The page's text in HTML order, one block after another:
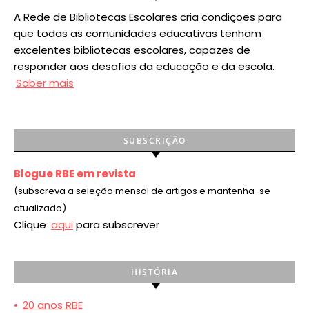
A Rede de Bibliotecas Escolares cria condições para
que todas as comunidades educativas tenham
excelentes bibliotecas escolares, capazes de
responder aos desafios da educação e da escola.
Saber mais
SUBSCRIÇÃO
Blogue RBE em revista
(subscreva a seleção mensal de artigos e mantenha-se
atualizado)
Clique aqui para subscrever
HISTÓRIA
• 20 anos RBE